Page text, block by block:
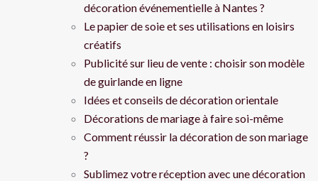
décoration événementielle à Nantes ?
Le papier de soie et ses utilisations en loisirs
créatifs
Publicité sur lieu de vente : choisir son modèle
de guirlande en ligne
Idées et conseils de décoration orientale
Décorations de mariage à faire soi-même
Comment réussir la décoration de son mariage
?
Sublimez votre réception avec une décoration